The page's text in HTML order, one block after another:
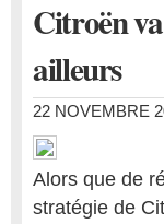
Citroën
ailleurs
22 NOVEMBRE
Alors que de
stratégie de